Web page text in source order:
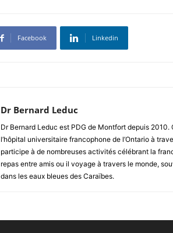
Facebook Linkedin
Dr Bernard Leduc
Dr Bernard Leduc est PDG de Montfort depuis 2010.
l’hôpital universitaire francophone de l’Ontario à
participe à de nombreuses activités célébrant la
repas entre amis ou il voyage à travers le monde,
dans les eaux bleues des Caraïbes.